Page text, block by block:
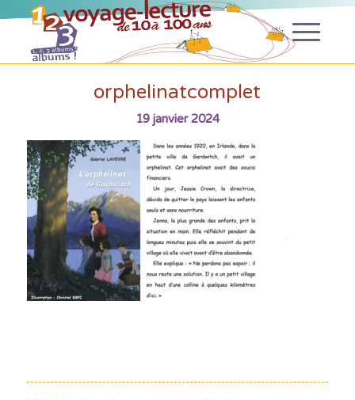
orphelinatcomplet
19 janvier 2024